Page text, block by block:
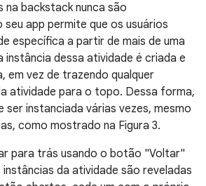
na backstack nunca são
seu app permite que os usuários
específica a partir de mais de uma
instância dessa atividade é criada e
em vez de trazendo qualquer
atividade para o topo. Dessa forma,
ser instanciada várias vezes, mesmo
como mostrado na Figura 3.
para trás usando o botão "Voltar"
da atividade são reveladas